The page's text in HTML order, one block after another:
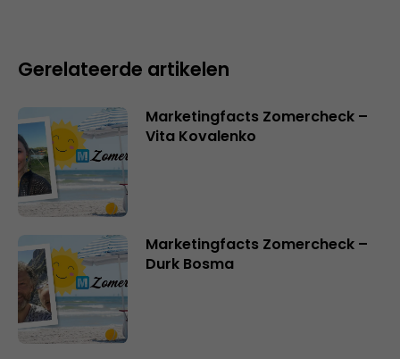
Gerelateerde artikelen
Marketingfacts Zomercheck –
Vita Kovalenko
Marketingfacts Zomercheck –
Durk Bosma